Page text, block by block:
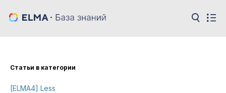
Cтатьи в категории
[ELMA4] Less